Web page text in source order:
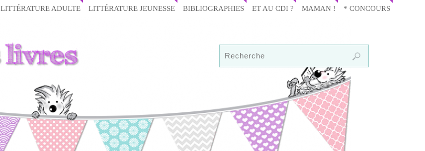
LITTÉRATURE ADULTE LITTÉRATURE JEUNESSE BIBLIOGRAPHIES ET AU CDI ? MAMAN ! * CONCOURS